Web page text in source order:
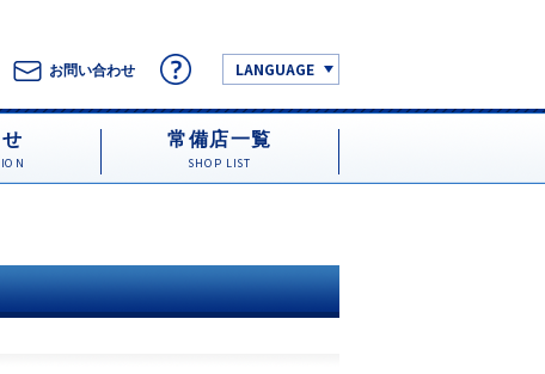
お問い合わせ LANGUAGE
常備店一覧
SHOP LIST